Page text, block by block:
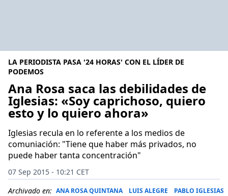
LA PERIODISTA PASA '24 HORAS' CON EL LÍDER DE
PODEMOS
Ana Rosa saca las debilidades de
Iglesias: «Soy caprichoso, quiero
esto y lo quiero ahora»
Iglesias recula en lo referente a los medios de
comuniación: "Tiene que haber más privados, no
puede haber tanta concentración"
07 Sep 2015 - 10:21 CET
Archivado en: ANA ROSA QUINTANA LUIS ALEGRE PABLO IGLESIAS